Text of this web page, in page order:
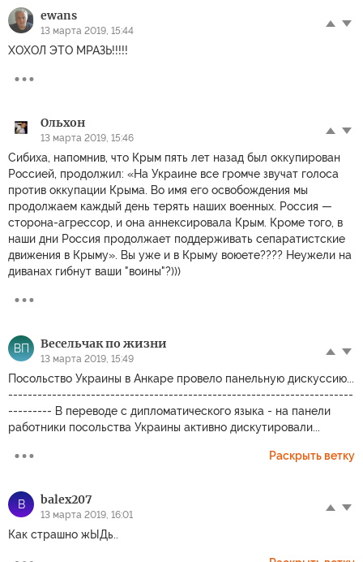
ewans
13 марта 2019, 15:44
ХОХОЛ ЭТО МРАЗЬ!!!!!
Ольхон
13 марта 2019, 15:46
Сибиха, напомнив, что Крым пять лет назад был оккупирован
Россией, продолжил: «На Украине все громче звучат голоса
против оккупации Крыма. Во имя его освобождения мы
продолжаем каждый день терять наших военных. Россия —
сторона-агрессор, и она аннексировала Крым. Кроме того, в
наши дни Россия продолжает поддерживать сепаратистские
движения в Крыму». Вы уже и в Крыму воюете???? Неужели на
диванах гибнут ваши "воины"?)))
ВП Весельчак по жизни
13 марта 2019, 15:49
Посольство Украины в Анкаре провело панельную дискуссию...
-----------------------------------------------------------------------
--------- В переводе с дипломатического языка - на панели
работники посольства Украины активно дискутировали...
Раскрыть ветку
B balex207
13 марта 2019, 16:01
Как страшно жЫДь..